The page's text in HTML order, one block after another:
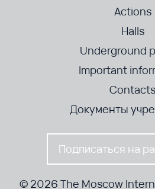
Actions
Halls
Underground
Important
Contacts
Документы
Подписаться на
© 2026 The Moscow